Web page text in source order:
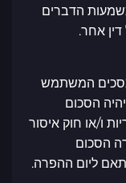
הדברים
מסכים המשתמש
הסכום
ו/או חוק איסור
הסכום
ליום ההפרה.